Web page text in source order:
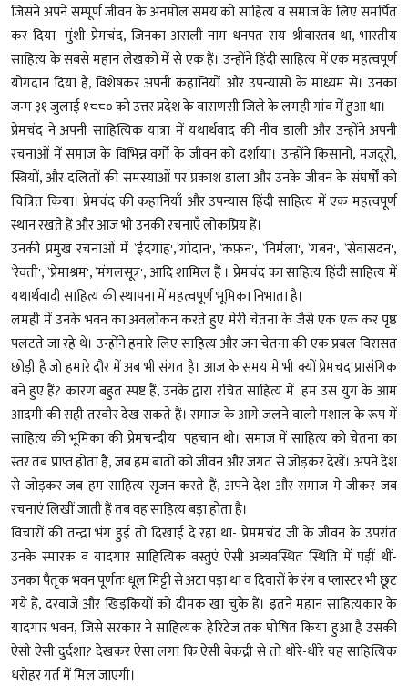
जिसने अपने सम्पूर्ण जीवन के अनमोल समय को साहित्य व समाज के लिए समर्पित
कर दिया- मुंशी प्रेमचंद, जिनका असली नाम धनपत राय श्रीवास्तव था, भारतीय
साहित्य के सबसे महान लेखकों में से एक हैं। उन्होंने हिंदी साहित्य में एक महत्वपूर्ण
योगदान दिया है, विशेषकर अपनी कहानियों और उपन्यासों के माध्यम से। उनका
जन्म ३१ जुलाई १८८० को उत्तर प्रदेश के वाराणसी जिले के लमही गांव में हुआ था।
प्रेमचंद ने अपनी साहित्यिक यात्रा में यथार्थवाद की नींव डाली और उन्होंने अपनी
रचनाओं में समाज के विभिन्न वर्गों के जीवन को दर्शाया। उन्होंने किसानों, मजदूरों,
स्त्रियों, और दलितों की समस्याओं पर प्रकाश डाला और उनके जीवन के संघर्षों को
चित्रित किया। प्रेमचंद की कहानियाँ और उपन्यास हिंदी साहित्य में एक महत्वपूर्ण
स्थान रखते हैं और आज भी उनकी रचनाएँ लोकप्रिय हैं।
उनकी प्रमुख रचनाओं में `ईदगाह',`गोदान', `कफ़न', `निर्मला', `गबन', `सेवासदन',
`रेवती', `प्रेमाश्रम', `मंगलसूत्र', आदि शामिल हैं । प्रेमचंद का साहित्य हिंदी साहित्य में
यथार्थवादी साहित्य की स्थापना में महत्वपूर्ण भूमिका निभाता है।
लमही में उनके भवन का अवलोकन करते हुए मेरी चेतना के जैसे एक एक कर पृष्ठ
पलटते जा रहे थे। उन्होंने हमारे लिए साहित्य और जन चेतना की एक प्रबल विरासत
छोड़ी है जो हमारे दौर में अब भी संगत है। आज के समय मे भी क्यों प्रेमचंद प्रासंगिक
बने हुए हैं? कारण बहुत स्पष्ट हैं, उनके द्वारा रचित साहित्य में हम उस युग के आम
आदमी की सही तस्वीर देख सकते हैं। समाज के आगे जलने वाली मशाल के रूप में
साहित्य की भूमिका की प्रेमचन्दीय पहचान थी। समाज में साहित्य को चेतना का
स्तर तब प्राप्त होता है, जब हम बातों को जीवन और जगत से जोड़कर देखें। अपने देश
से जोड़कर जब हम साहित्य सृजन करते हैं, अपने देश और समाज मे जीकर जब
रचनाएं लिखीं जाती हैं तब वह साहित्य बड़ा होता है।
विचारों की तन्द्रा भंग हुई तो दिखाई दे रहा था- प्रेममचंद जी के जीवन के उपरांत
उनके स्मारक व यादगार साहित्यिक वस्तुएं ऐसी अव्यवस्थित स्थिति में पड़ीं थीं-
उनका पैतृक भवन पूर्णतः धूल मिट्टी से अटा पड़ा था व दिवारों के रंग व प्लास्टर भी छूट
गये हैं, दरवाजे और खिड़कियों को दीमक खा चुके हैं। इतने महान साहित्यकार के
यादगार भवन, जिसे सरकार ने साहित्यक हेरिटेज तक घोषित किया हुआ है उसकी
ऐसी ऐसी दुर्दशा? देखकर ऐसा लगा कि ऐसी बेकद्री से तो धीरे-धीरे यह साहित्यिक
धरोहर गर्त में मिल जाएगी।